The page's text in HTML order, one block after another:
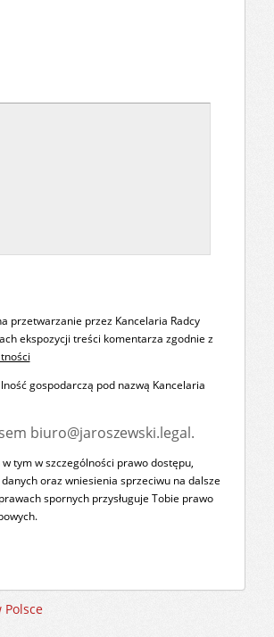
przetwarzanie przez Kancelaria Radcy
ekspozycji treści komentarza zgodnie z
gospodarczą pod nazwą Kancelaria
biuro@jaroszewski.legal.
tym w szczególności prawo dostępu,
oraz wniesienia sprzeciwu na dalsze
spornych przysługuje Tobie prawo